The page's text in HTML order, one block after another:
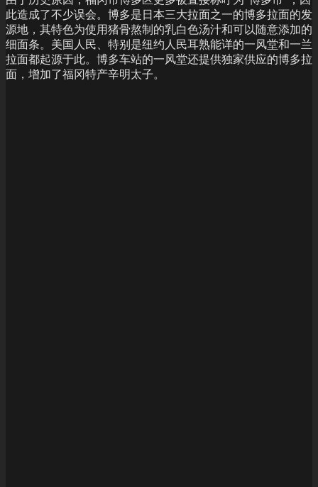
此造成了不少误会。博多是日本三大拉面之一的博多拉面的发
源地，其特色为使用猪骨熬制的乳白色汤汁和可以随意添加的
细面条。美国人民、特别是纽约人民耳熟能详的一风堂和一兰
拉面都起源于此。博多车站的一风堂还提供独家供应的博多拉
面，增加了福冈特产辛明太子。